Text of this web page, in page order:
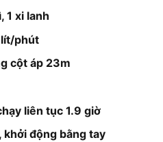
1 xi lanh
lít/phút
cột áp 23m
liên tục 1.9 giờ
động bằng tay